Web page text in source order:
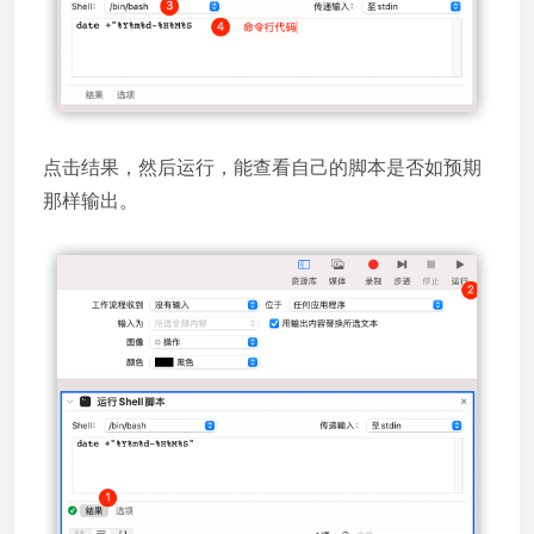
点击结果，然后运行，能查看自己的脚本是否如预期
那样输出。